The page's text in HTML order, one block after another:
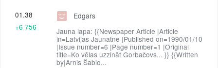
Edgars
Jauna lapa: {{Newspaper Article |Article
in=Latvijas Jaunatne |Published on=1990/01/10
|Issue number=6 |Page number=1 |Original
title=Ko vēlas uzzināt Gorbačovs... }} {{Written
by|Arnis Šablo...
01.38
+6 756